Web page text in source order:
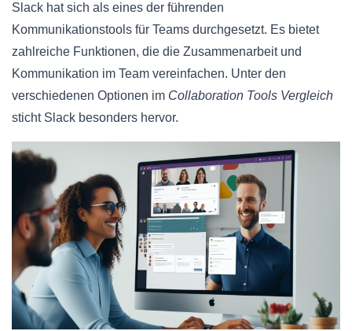
Slack hat sich als eines der führenden
Kommunikationstools für Teams durchgesetzt. Es bietet
zahlreiche Funktionen, die die Zusammenarbeit und
Kommunikation im Team vereinfachen. Unter den
verschiedenen Optionen im Collaboration Tools Vergleich
sticht Slack besonders hervor.